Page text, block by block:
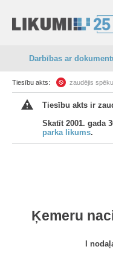
Darbības ar
Tiesību akts: zaudējis spēku
Tiesību akts ir
Skatīt 2001. gada
parka likums.
Ķemeru
I